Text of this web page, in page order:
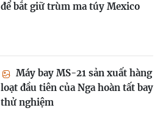
để bắt giữ trùm ma túy Mexico
Máy bay MS-21 sản xuất hàng
loạt đầu tiên của Nga hoàn tất bay
thử nghiệm